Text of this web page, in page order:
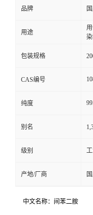
品牌
用途
包装规格
CAS编号
纯度
别名
级别
产地/厂商
中文名称：间苯二胺